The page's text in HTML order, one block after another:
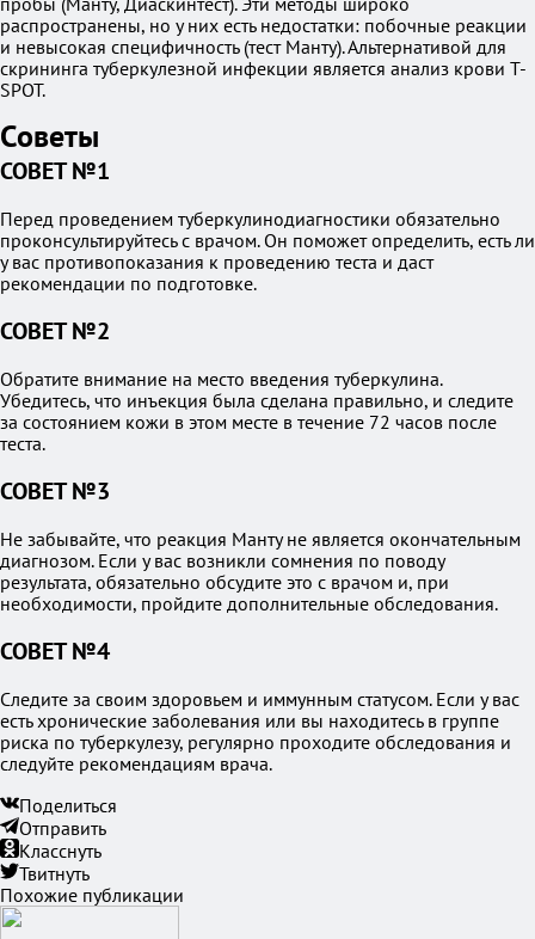
распространены, но у них есть недостатки: побочные реакции
и невысокая специфичность (тест Манту). Альтернативой для
скрининга туберкулезной инфекции является анализ крови T-
SPOT.
Советы
СОВЕТ №1
Перед проведением туберкулинодиагностики обязательно
проконсультируйтесь с врачом. Он поможет определить, есть ли
у вас противопоказания к проведению теста и даст
рекомендации по подготовке.
СОВЕТ №2
Обратите внимание на место введения туберкулина.
Убедитесь, что инъекция была сделана правильно, и следите
за состоянием кожи в этом месте в течение 72 часов после
теста.
СОВЕТ №3
Не забывайте, что реакция Манту не является окончательным
диагнозом. Если у вас возникли сомнения по поводу
результата, обязательно обсудите это с врачом и, при
необходимости, пройдите дополнительные обследования.
СОВЕТ №4
Следите за своим здоровьем и иммунным статусом. Если у вас
есть хронические заболевания или вы находитесь в группе
риска по туберкулезу, регулярно проходите обследования и
следуйте рекомендациям врача.
Поделиться
Отправить
Класснуть
Твитнуть
Похожие публикации